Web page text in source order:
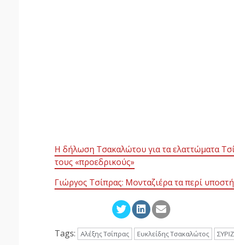
Η δήλωση Τσακαλώτου για τα ελαττώματα
τους «προεδρικούς»
Γιώργος Τσίπρας: Μονταζιέρα τα περί
Tags: Αλέξης Τσίπρας Ευκλείδης Τσακαλώτος